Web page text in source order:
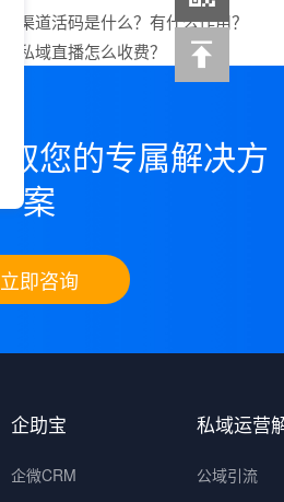
渠道活码是什么？有什么作用？
私域直播怎么收费？
您的专属解决方
案
立即咨询
企助宝
企微CRM
私域运营
公域引流